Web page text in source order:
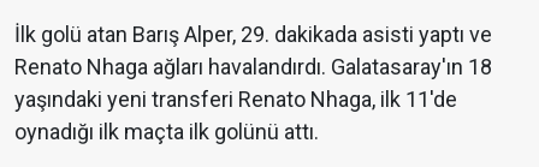
İlk golü atan Barış Alper, 29. dakikada asisti yaptı ve
Renato Nhaga ağları havalandırdı. Galatasaray'ın 18
yaşındaki yeni transferi Renato Nhaga, ilk 11'de
oynadığı ilk maçta ilk golünü attı.